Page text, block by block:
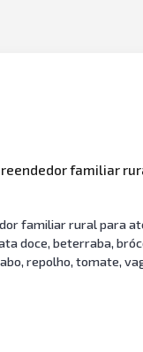
familiar
familiar rural para
doce, beterraba,
repolho, tomate,